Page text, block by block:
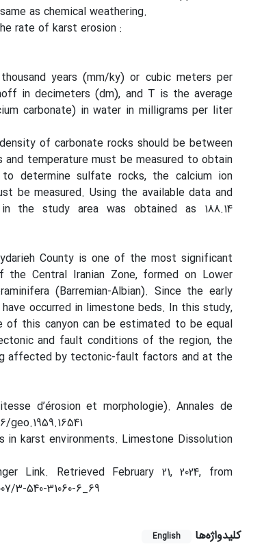
as chemical weathering.
rate of karst erosion :
years (mm/ky) or cubic meters per
in decimeters (dm), and T is the average
carbonate) in water in milligrams per liter
of carbonate rocks should be between
and temperature must be measured to obtain
determine sulfate rocks, the calcium ion
be measured. Using the available data and
the study area was obtained as 188.14
County is one of the most significant
Central Iranian Zone, formed on Lower
(Barremian-Albian). Since the early
occurred in limestone beds. In this study,
of this canyon can be estimated to be equal
and fault conditions of the region, the
affected by tectonic-fault factors and at the
d’érosion et morphologie). Annales de
geo.1959.16541
in karst environments. Limestone Dissolution
Link. Retrieved February 21, 2024, from
3-540-31060-6_69
کلیدواژه‌ها English